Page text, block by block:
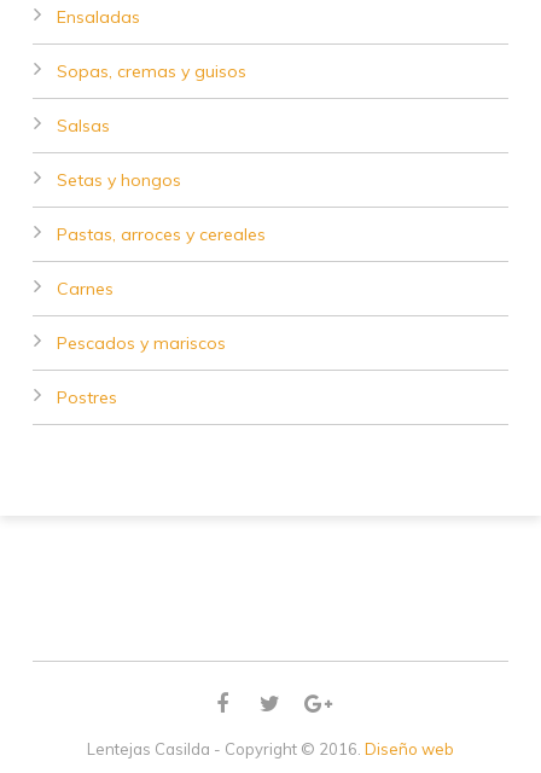
Ensaladas
Sopas, cremas y guisos
Salsas
Setas y hongos
Pastas, arroces y cereales
Carnes
Pescados y mariscos
Postres
Lentejas Casilda - Copyright © 2016. Diseño web